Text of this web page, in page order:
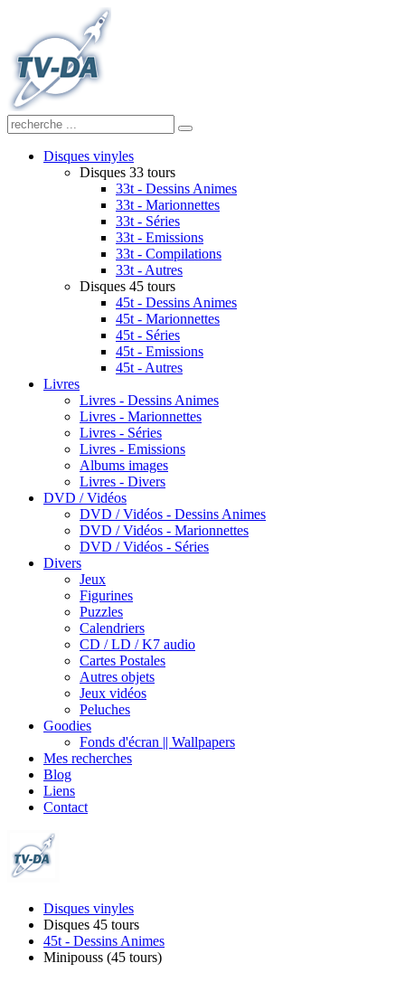
Disques vinyles
Disques 33 tours
33t - Dessins Animes
33t - Marionnettes
33t - Séries
33t - Emissions
33t - Compilations
33t - Autres
Disques 45 tours
45t - Dessins Animes
45t - Marionnettes
45t - Séries
45t - Emissions
45t - Autres
Livres
Livres - Dessins Animes
Livres - Marionnettes
Livres - Séries
Livres - Emissions
Albums images
Livres - Divers
DVD / Vidéos
DVD / Vidéos - Dessins Animes
DVD / Vidéos - Marionnettes
DVD / Vidéos - Séries
Divers
Jeux
Figurines
Puzzles
Calendriers
CD / LD / K7 audio
Cartes Postales
Autres objets
Jeux vidéos
Peluches
Goodies
Fonds d'écran || Wallpapers
Mes recherches
Blog
Liens
Contact
Disques vinyles
Disques 45 tours
45t - Dessins Animes
Minipouss (45 tours)